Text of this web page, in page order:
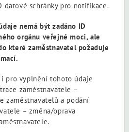
datové schránky pro notifikace.
nemá být zadáno ID
orgánu veřejné moci, ale
které zaměstnavatel požaduje
pro vyplnění tohoto údaje
zaměstnavatele –
zaměstnavatelů a podání
– změna/oprava